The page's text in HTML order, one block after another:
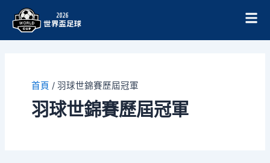
首頁 / 羽球世錦賽歷屆冠軍
羽球世錦賽歷屆冠軍